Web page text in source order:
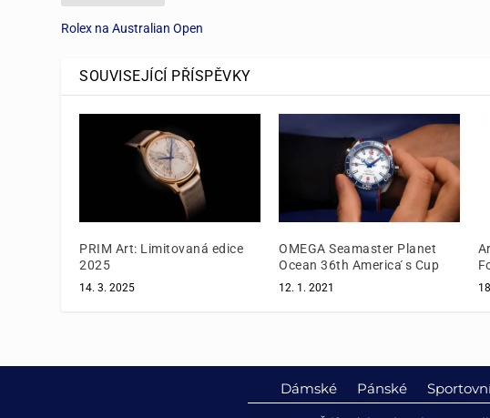
Rolex na Australian Open
SOUVISEJÍCÍ PŘÍSPĚVKY
PRIM Art: Limitovaná edice
2025
14. 3. 2025
OMEGA Seamaster Planet
Ocean 36th America ́s Cup
12. 1. 2021
Dámské Pánské